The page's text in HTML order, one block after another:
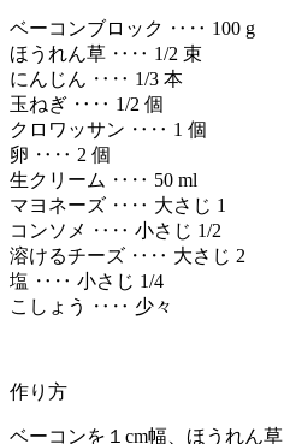
ベーコンブロック ‥‥ 100 g
ほうれん草 ‥‥ 1/2 束
にんじん ‥‥ 1/3 本
玉ねぎ ‥‥ 1/2 個
クロワッサン ‥‥ 1 個
卵 ‥‥ 2 個
生クリーム ‥‥ 50 ml
マヨネーズ ‥‥ 大さじ 1
コンソメ ‥‥ 小さじ 1/2
溶けるチーズ ‥‥ 大さじ 2
塩 ‥‥ 小さじ 1/4
こしょう ‥‥ 少々
作り方
ベーコンを１cm幅、ほうれん